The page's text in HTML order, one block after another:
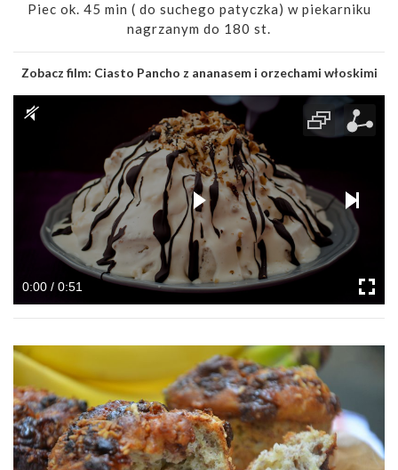
Piec ok. 45 min ( do suchego patyczka) w piekarniku
nagrzanym do 180 st.
Zobacz film: Ciasto Pancho z ananasem i orzechami włoskimi
0:00 / 0:51